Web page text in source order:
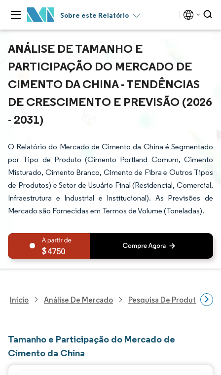
Sobre este Relatório
ANÁLISE DE TAMANHO E
PARTICIPAÇÃO DO MERCADO DE
CIMENTO DA CHINA - TENDÊNCIAS
DE CRESCIMENTO E PREVISÃO (2026
- 2031)
O Relatório do Mercado de Cimento da China é Segmentado
por Tipo de Produto (Cimento Portland Comum, Cimento
Misturado, Cimento Branco, Cimento de Fibra e Outros Tipos
de Produtos) e Setor de Usuário Final (Residencial, Comercial,
Infraestrutura e Industrial e Institucional). As Previsões de
Mercado são Fornecidas em Termos de Volume (Toneladas).
4750
Início Análise De Mercado Pesquisa De Produtos
Tamanho e Participação do Mercado de
Cimento da China